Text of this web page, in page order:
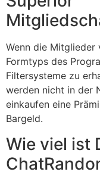
Wenn die Mitglieder
Formtyps des
Filtersysteme zu
werden nicht in der
einkaufen eine
Bargeld.
Wie viel ist